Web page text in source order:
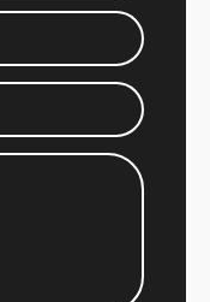
og
Showbizz
udvalg og
men fik